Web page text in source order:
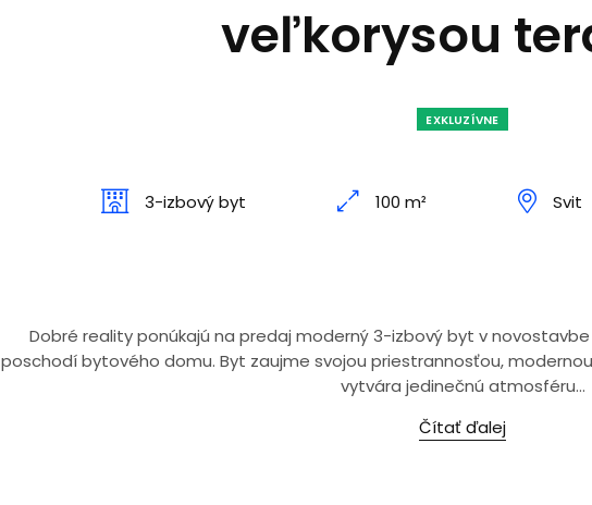
veľkorysou
EXKLUZÍVNE
3-izbový byt 100 m² Svit
Dobré reality ponúkajú na predaj moderný 3-izbový byt v
poschodí bytového domu. Byt zaujme svojou priestrannosťou,
vytvára jedinečnú atmosféru...
Čítať ďalej